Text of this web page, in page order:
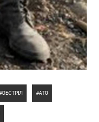
ОБСТРІЛ АТО